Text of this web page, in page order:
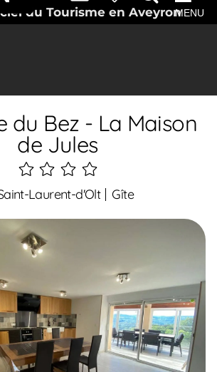
du Tourisme en AveyronMENU
du Bez - La Maison
de Jules
4
étoiles
Laurent-d'Olt Gîte